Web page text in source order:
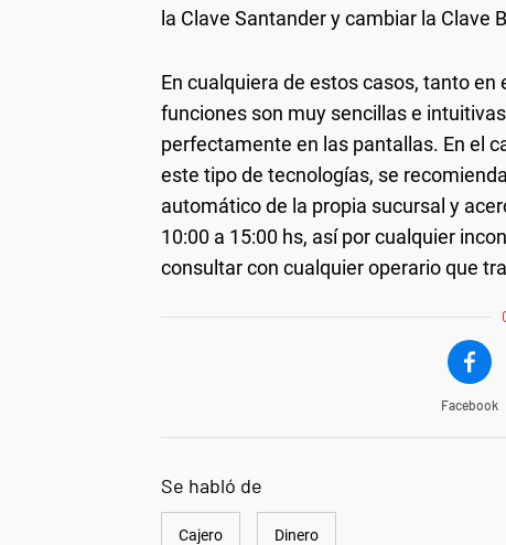
la Clave Santander y cambiar la Clave
En cualquiera de estos casos, tanto
funciones son muy sencillas e
perfectamente en las pantallas. En el
este tipo de tecnologías, se
automático de la propia sucursal y
10:00 a 15:00 hs, así por cualquier
consultar con cualquier operario que
Facebook
Se habló de
Cajero Dinero